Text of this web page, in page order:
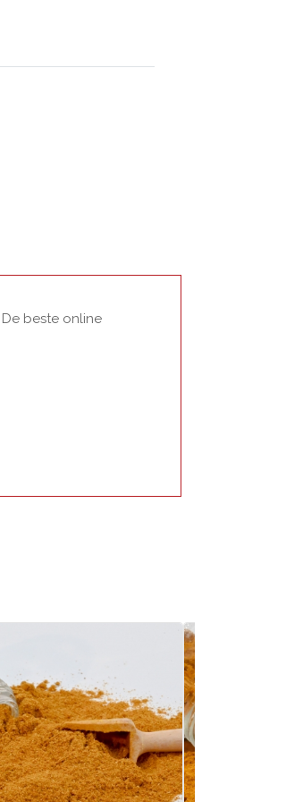
beste online